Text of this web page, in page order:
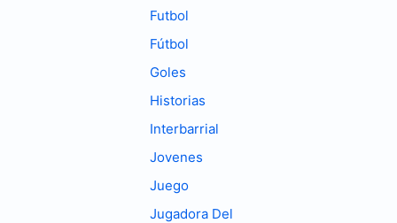
Futbol
Fútbol
Goles
Historias
Interbarrial
Jovenes
Juego
Jugadora Del